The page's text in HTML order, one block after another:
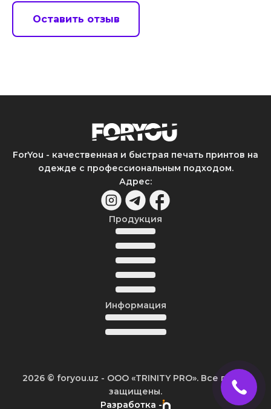
Оставить отзыв
ForYou - качественная и быстрая печать принтов на
одежде с профессиональным подходом.
Адрес:
Продукция
Информация
2026 © foryou.uz - ООО «TRINITY PRO». Все права
защищены.
Разработка -